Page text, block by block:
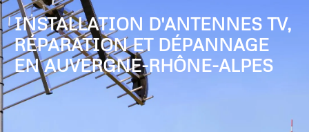
INSTALLATION D'ANTENNES TV,
RÉPARATION ET DÉPANNAGE
EN AUVERGNE-RHÔNE-ALPES